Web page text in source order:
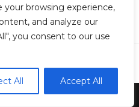
your browsing experience,
and analyze our
you consent to our use
All Accept All
Datenschutz